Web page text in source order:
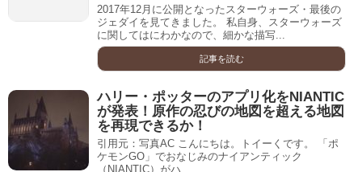
2017年12月に公開となったスターウォーズ・最後の
ジェダイを見てきました。 私自身、スターウォーズ
に関してはにわかなので、細かな描写...
記事を読む
ハリー・ポッターのアプリ化をNIANTIC
が発表！原作の忍びの地図を超える地図
を再現できるか！
引用元：写真AC こんにちは。トイーくです。 「ポ
ケモンGO」でおなじみのナイアンティック
（NIANTIC）がハ...